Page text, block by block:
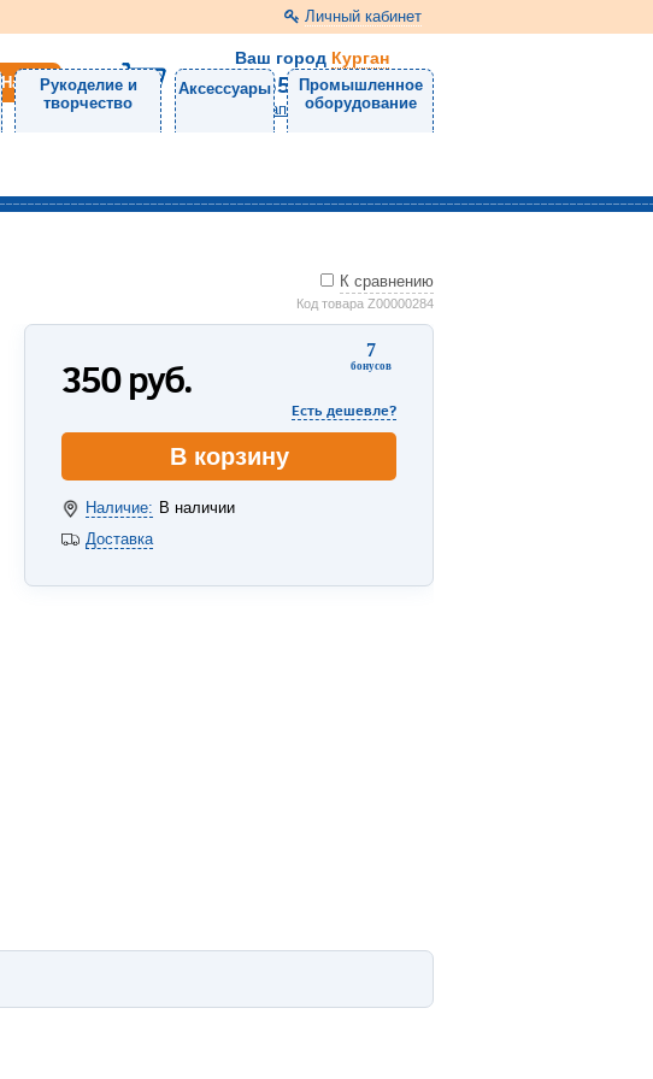
Личный кабинет
Ваш город Курган
8 (3522) 46-05-10
Напишите нам
Рукоделие и
творчество
Аксессуары
Промышленное
оборудование
К сравнению
Код товара Z00000284
7
бонусов
350руб.
Есть дешевле?
В корзину
Наличие: В наличии
Доставка